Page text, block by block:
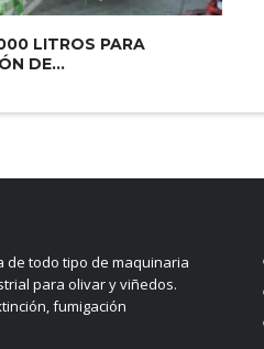
LITROS PARA
DE...
de todo tipo de maquinaria
para olivar y viñedos.
fumigación